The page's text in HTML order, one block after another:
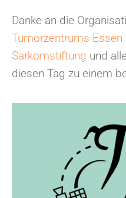
Danke an die
Tumorzentrums Essen
Sarkomstiftung und
diesen Tag zu einem